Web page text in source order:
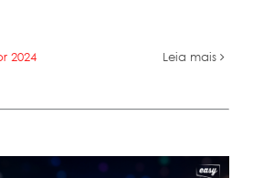
2024 Leia mais